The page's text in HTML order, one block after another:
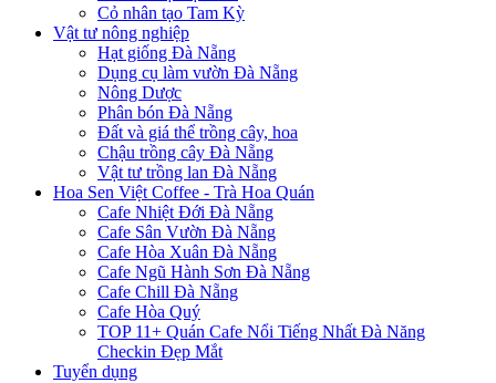
Cỏ nhân tạo Tam Kỳ
Vật tư nông nghiệp
Hạt giống Đà Nẵng
Dụng cụ làm vườn Đà Nẵng
Nông Dược
Phân bón Đà Nẵng
Đất và giá thể trồng cây, hoa
Chậu trồng cây Đà Nẵng
Vật tư trồng lan Đà Nẵng
Hoa Sen Việt Coffee - Trà Hoa Quán
Cafe Nhiệt Đới Đà Nẵng
Cafe Sân Vườn Đà Nẵng
Cafe Hòa Xuân Đà Nẵng
Cafe Ngũ Hành Sơn Đà Nẵng
Cafe Chill Đà Nẵng
Cafe Hòa Quý
TOP 11+ Quán Cafe Nổi Tiếng Nhất Đà Năng
Checkin Đẹp Mắt
Tuyển dụng